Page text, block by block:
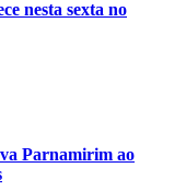
nesta sexta no
Parnamirim ao